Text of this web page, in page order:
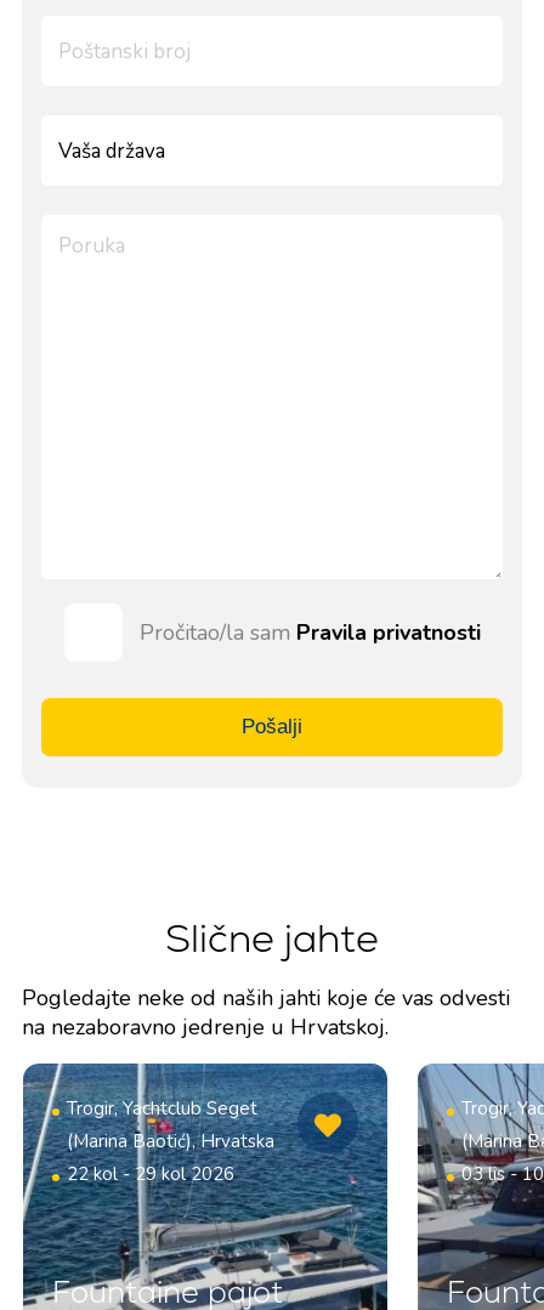
Pročitao/la sam Pravila privatnosti
Pošalji
Slične jahte
Pogledajte neke od naših jahti koje će vas odvesti
na nezaboravno jedrenje u Hrvatskoj.
Trogir, Yachtclub Seget
(Marina Baotić), Hrvatska
22 kol - 29 kol 2026
Fountaine pajot
Trogir,
(Marina
03 lis -